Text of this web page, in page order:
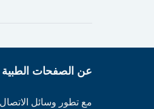
عن الصفحات الطبية
مع تطور وسائل